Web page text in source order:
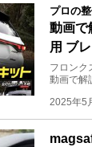
プロの
動画で
用 ブ
フロンク
動画で解
2025年5